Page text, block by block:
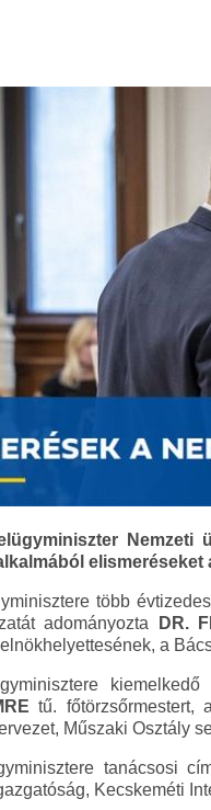
Nemzeti
több
adományozta
DR.
a
tű. főtörzsőrmestert,
Műszaki Osztály
tanácsosi
Kecskeméti